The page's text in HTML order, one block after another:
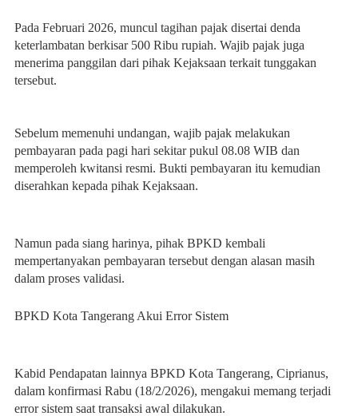
Pada Februari 2026, muncul tagihan pajak disertai denda
keterlambatan berkisar 500 Ribu rupiah. Wajib pajak juga
menerima panggilan dari pihak Kejaksaan terkait tunggakan
tersebut.
Sebelum memenuhi undangan, wajib pajak melakukan
pembayaran pada pagi hari sekitar pukul 08.08 WIB dan
memperoleh kwitansi resmi. Bukti pembayaran itu kemudian
diserahkan kepada pihak Kejaksaan.
Namun pada siang harinya, pihak BPKD kembali
mempertanyakan pembayaran tersebut dengan alasan masih
dalam proses validasi.
BPKD Kota Tangerang Akui Error Sistem
Kabid Pendapatan lainnya BPKD Kota Tangerang, Ciprianus,
dalam konfirmasi Rabu (18/2/2026), mengakui memang terjadi
error sistem saat transaksi awal dilakukan.